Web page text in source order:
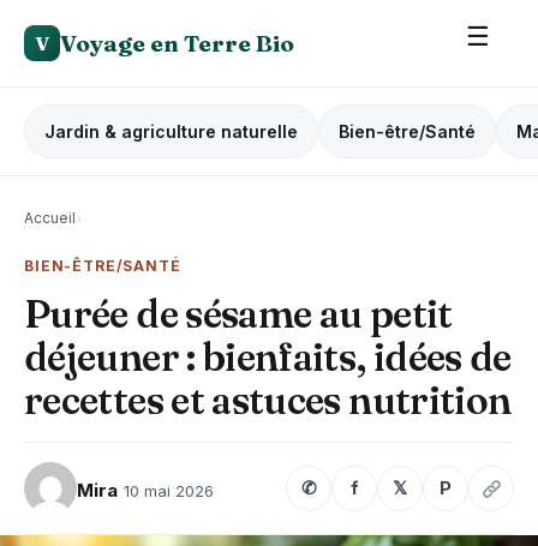
V Voyage en Terre Bio ☰
Jardin & agriculture naturelle Bien-être/Santé
Accueil›
BIEN-ÊTRE/SANTÉ
Purée de sésame au petit
déjeuner : bienfaits, idées de
recettes et astuces nutrition
Mira 10 mai 2026 ✆ f 𝕏 P